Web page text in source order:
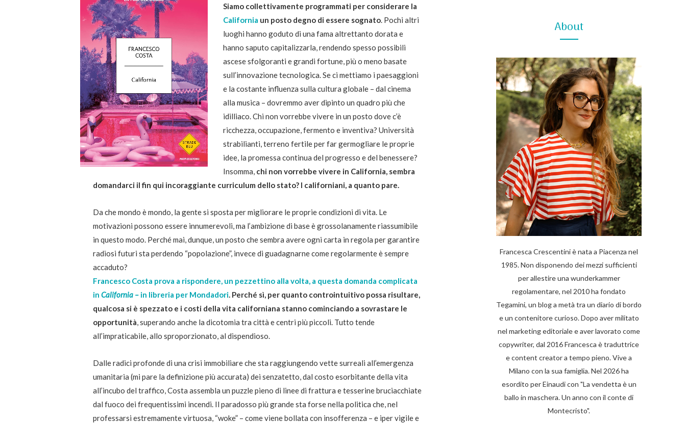
Siamo collettivamente programmati per considerare la
California un posto degno di essere sognato. Pochi altri
luoghi hanno goduto di una fama altrettanto dorata e
hanno saputo capitalizzarla, rendendo spesso possibili
ascese sfolgoranti e grandi fortune, più o meno basate
sull’innovazione tecnologica. Se ci mettiamo i paesaggioni
e la costante influenza sulla cultura globale – dal cinema
alla musica – dovremmo aver dipinto un quadro più che
idilliaco. Chi non vorrebbe vivere in un posto dove c’è
ricchezza, occupazione, fermento e inventiva? Università
strabilianti, terreno fertile per far germogliare le proprie
idee, la promessa continua del progresso e del benessere?
Insomma, chi non vorrebbe vivere in California, sembra
domandarci il fin qui incoraggiante curriculum dello stato? I californiani, a quanto pare.
Da che mondo è mondo, la gente si sposta per migliorare le proprie condizioni di vita. Le
motivazioni possono essere innumerevoli, ma l’ambizione di base è grossolanamente riassumibile
in questo modo. Perché mai, dunque, un posto che sembra avere ogni carta in regola per garantire
radiosi futuri sta perdendo “popolazione”, invece di guadagnarne come regolarmente è sempre
accaduto?
Francesco Costa prova a rispondere, un pezzettino alla volta, a questa domanda complicata
in California – in libreria per Mondadori. Perché sì, per quanto controintuitivo possa risultare,
qualcosa si è spezzato e i costi della vita californiana stanno cominciando a sovrastare le
opportunità, superando anche la dicotomia tra città e centri più piccoli. Tutto tende
all’impraticabile, allo sproporzionato, al dispendioso.
Dalle radici profonde di una crisi immobiliare che sta raggiungendo vette surreali all’emergenza
umanitaria (mi pare la definizione più accurata) dei senzatetto, dal costo esorbitante della vita
all’incubo del traffico, Costa assembla un puzzle pieno di linee di frattura e tesserine bruciacchiate
dal fuoco dei frequentissimi incendi. Il paradosso più grande sta forse nella politica che, nel
professarsi estremamente virtuosa, “woke” – come viene bollata con insofferenza – e iper vigile e
About
Francesca Crescentini è nata a Piacenza nel
1985. Non disponendo dei mezzi sufficienti
per allestire una wunderkammer
regolamentare, nel 2010 ha fondato
Tegamini, un blog a metà tra un diario di bordo
e un contenitore curioso. Dopo aver militato
nel marketing editoriale e aver lavorato come
copywriter, dal 2016 Francesca è traduttrice
e content creator a tempo pieno. Vive a
Milano con la sua famiglia. Nel 2026 ha
esordito per Einaudi con "La vendetta è un
ballo in maschera. Un anno con il conte di
Montecristo".